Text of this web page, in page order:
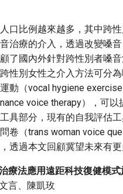
口比例越來越多，其中跨
治療的介入，透過改變嗓
了國內外針對跨性別者嗓
性別女性之介入方法可分
動（vocal hygiene
voice therapy），可
具部分，現有的自我評估
卷（trans woman voice
透過本文回顧冀望未來有更
療法應用遠距科技復健模
言、陳凱玫